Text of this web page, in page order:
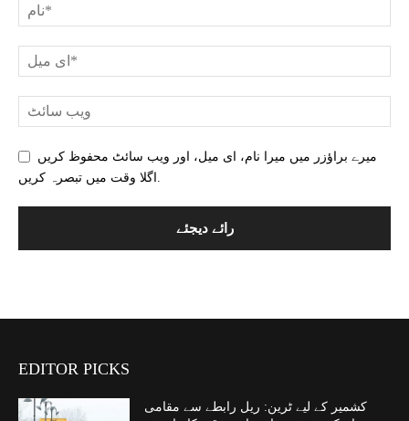
میرے براؤزر میں میرا نام، ای میل، اور ویب سائٹ محفوظ کریں
EDITOR PICKS
کشمیر کے لیے ٹرین: ریل رابطے سے مقامی